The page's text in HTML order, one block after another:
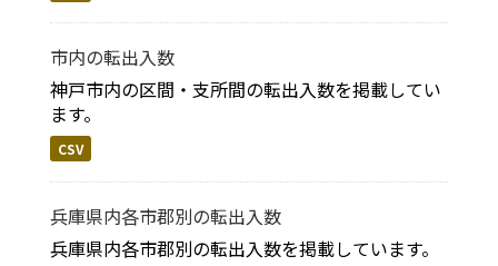
市内の転出入数
神戸市内の区間・支所間の転出入数を掲載してい
ます。
CSV
兵庫県内各市郡別の転出入数
兵庫県内各市郡別の転出入数を掲載しています。